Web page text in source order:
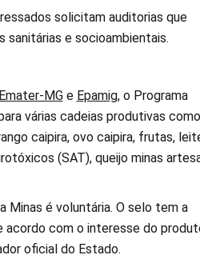
solicitam auditorias que
sanitárias e socioambientais.
Emater-MGe Epamig, o Programa
várias cadeias produtivas como
caipira, ovo caipira, frutas,
(SAT), queijo minas
Minas é voluntária. O selo tem a
acordo com o interesse do
oficial do Estado.